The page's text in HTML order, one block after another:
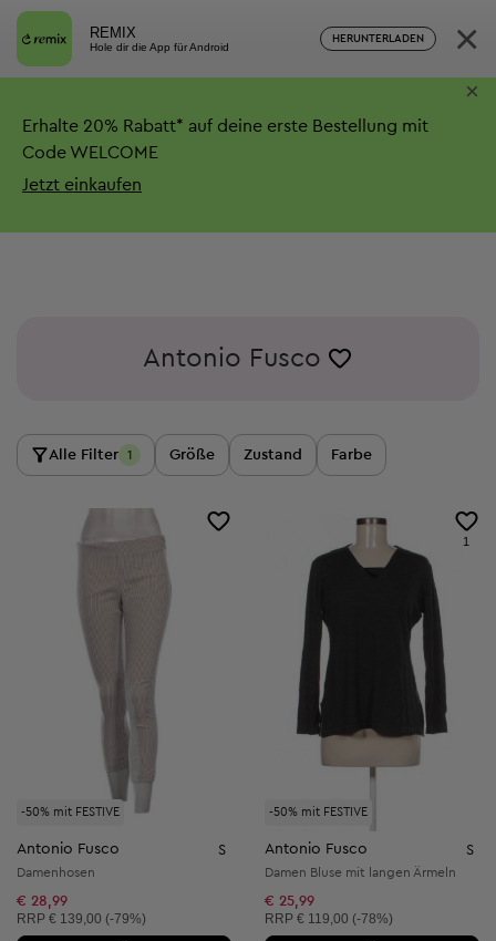
REMIX
Hole dir die App für Android
HERUNTERLADEN ×
Erhalte 20% Rabatt* auf deine erste Bestellung mit
Code WELCOME
Jetzt einkaufen
×
Antonio Fusco
Alle Filter 1 Größe Zustand Farbe
-50% mit FESTIVE
Antonio Fusco S
Damenhosen
€ 28,99
Unverbindliche Preisempfehlung:
RRP € 139,00 (-79%)
-50% mit FESTIVE
1
Antonio Fusco S
Damen Bluse mit langen Ärmeln
€ 25,99
Unverbindliche Preisempfehlung:
RRP € 119,00 (-78%)